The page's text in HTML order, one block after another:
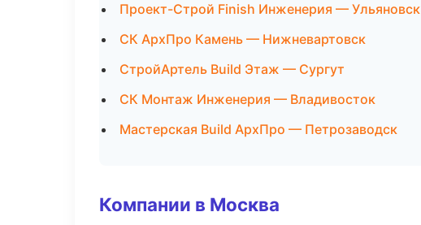
Проект-Строй Finish Инженерия — Ульяновск
СК АрхПро Камень — Нижневартовск
СтройАртель Build Этаж — Сургут
СК Монтаж Инженерия — Владивосток
Мастерская Build АрхПро — Петрозаводск
Компании в Москва